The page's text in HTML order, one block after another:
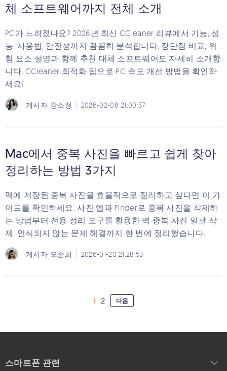
체 소프트웨어까지 전체 소개
PC가 느려졌나요? 2026년 최신 CCleaner 리뷰에서 기능, 성
능, 사용법, 안전성까지 꼼꼼히 분석합니다. 장단점 비교, 위
험 요소 설명과 함께 추천 대체 소프트웨어도 자세히 소개합
니다. CCleaner 최적화 팁으로 PC 속도 개선 방법을 확인하
세요!
게시자 강소정 2026-02-08 21:00:37
Mac에서 중복 사진을 빠르고 쉽게 찾아
정리하는 방법 3가지
맥에 저장된 중복 사진을 효율적으로 정리하고 싶다면 이 가
이드를 확인하세요. 사진 앱과 Finder로 중복 사진을 삭제하
는 방법부터 전용 정리 도구를 활용한 맥 중복 사진 일괄 삭
제, 인식되지 않는 문제 해결까지 한 번에 정리했습니다.
게시자 오준희 2026-01-20 21:28:53
1 2 다음
스마트폰 관련